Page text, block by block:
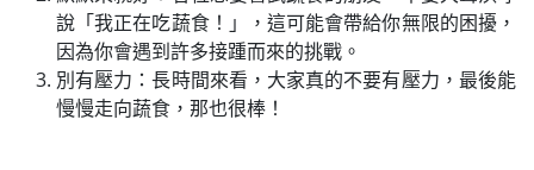
說「我正在吃蔬食！」，這可能會帶給你無限的困擾，
因為你會遇到許多接踵而來的挑戰。
別有壓力：長時間來看，大家真的不要有壓力，最後能
慢慢走向蔬食，那也很棒！